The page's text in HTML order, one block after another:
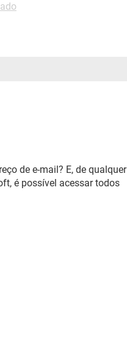
de e-mail? E, de qualquer
é possível acessar todos